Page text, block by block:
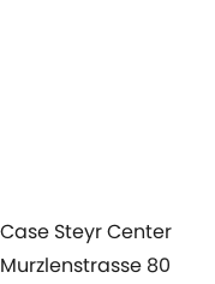
Case Steyr Center
Murzlenstrasse 80